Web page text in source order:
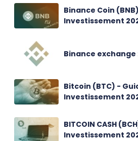
Binance Coin
Investissement
Binance
Bitcoin (BTC) -
Investissement
BITCOIN CASH
Investissement